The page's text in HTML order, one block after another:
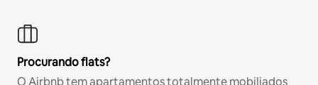
Procurando flats?
O Airbnb tem apartamentos totalmente mobiliados